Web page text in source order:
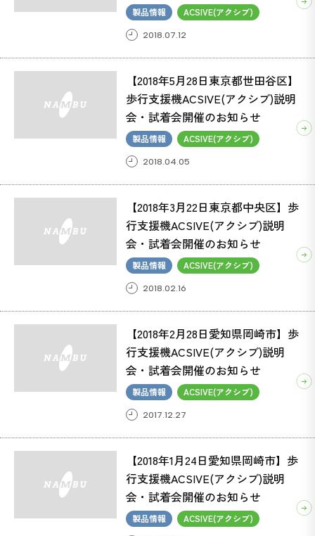
製品情報 ACSIVE(アクシブ)
2018.07.12
【2018年5月28日東京都世田谷区】
歩行支援機ACSIVE(アクシブ)説明
会・試着会開催のお知らせ
製品情報 ACSIVE(アクシブ)
2018.04.05
【2018年3月22日東京都中央区】歩
行支援機ACSIVE(アクシブ)説明
会・試着会開催のお知らせ
製品情報 ACSIVE(アクシブ)
2018.02.16
【2018年2月28日愛知県岡崎市】歩
行支援機ACSIVE(アクシブ)説明
会・試着会開催のお知らせ
製品情報 ACSIVE(アクシブ)
2017.12.27
【2018年1月24日愛知県岡崎市】歩
行支援機ACSIVE(アクシブ)説明
会・試着会開催のお知らせ
製品情報 ACSIVE(アクシブ)